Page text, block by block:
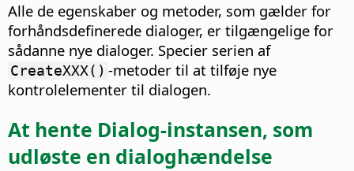
Alle de egenskaber og metoder, som gælder for
forhåndsdefinerede dialoger, er tilgængelige for
sådanne nye dialoger. Specier serien af
CreateXXX() -metoder til at tilføje nye
kontrolelementer til dialogen.
At hente Dialog-instansen, som
udløste en dialoghændelse